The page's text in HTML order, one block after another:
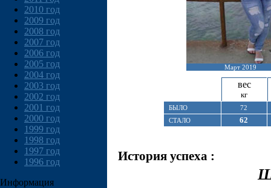
2010 год
2009 год
2008 год
2007 год
2006 год
2005 год
2004 год
2003 год
2002 год
2001 год
2000 год
1999 год
1998 год
1997 год
1996 год
Информация
Март 2019
вес
кг
БЫЛО
72
СТАЛО
62
История успеха :